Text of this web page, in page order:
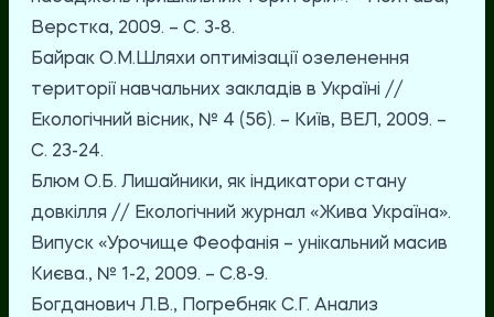
Верстка, 2009. – С. 3-8.
Байрак О.М.Шляхи оптимізації озеленення
території навчальних закладів в Україні //
Екологічний вісник, № 4 (56). – Київ, ВЕЛ, 2009. –
С. 23-24.
Блюм О.Б. Лишайники, як індикатори стану
довкілля // Екологічний журнал «Жива Україна».
Випуск «Урочище Феофанія – унікальний масив
Києва., № 1-2, 2009. – С.8-9.
Богданович Л.В., Погребняк С.Г. Анализ